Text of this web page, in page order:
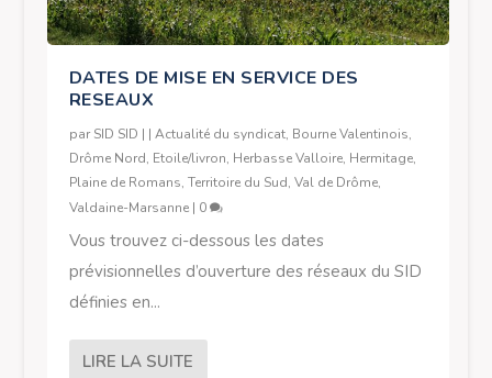
DATES DE MISE EN SERVICE DES
RESEAUX
parSID SID | | Actualité du syndicat, Bourne Valentinois,
Drôme Nord, Etoile/livron, Herbasse Valloire, Hermitage,
Plaine de Romans, Territoire du Sud, Val de Drôme,
Valdaine-Marsanne| 0
Vous trouvez ci-dessous les dates
prévisionnelles d’ouverture des réseaux du SID
définies en...
LIRE LA SUITE